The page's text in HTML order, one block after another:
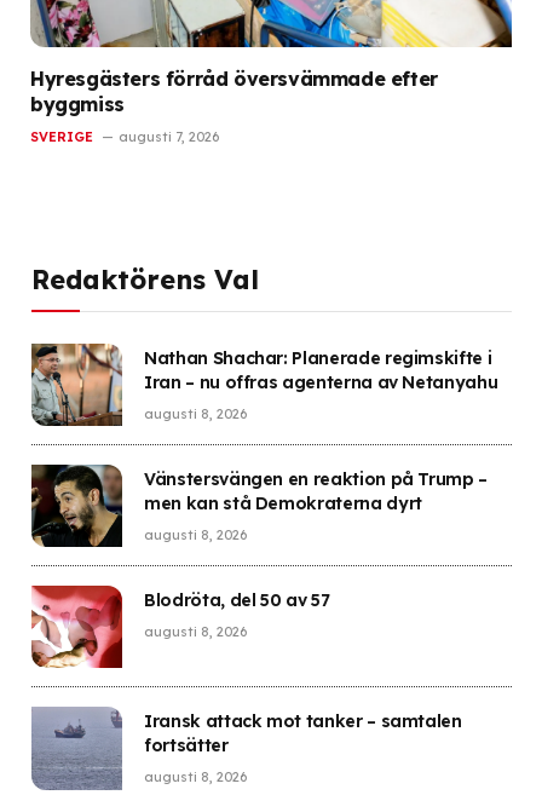
Hyresgästers förråd översvämmade efter
byggmiss
SVERIGE augusti 7, 2026
Redaktörens Val
Nathan Shachar: Planerade regimskifte i
Iran – nu offras agenterna av Netanyahu
augusti 8, 2026
Vänstersvängen en reaktion på Trump –
men kan stå Demokraterna dyrt
augusti 8, 2026
Blodröta, del 50 av 57
augusti 8, 2026
Iransk attack mot tanker – samtalen
fortsätter
augusti 8, 2026